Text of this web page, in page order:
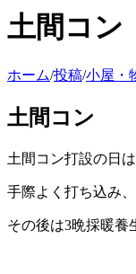
土間コン
ホーム/投稿/小屋・
土間コン
土間コン打設の日
手際よく打ち込み
その後は3晩採暖養